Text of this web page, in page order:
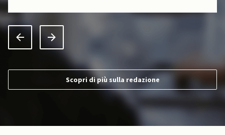
Scopri di più sulla redazione